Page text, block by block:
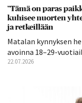
”Tämä on paras
kuhisee nuorten
ja retkeillään
Matalan kynnyksen
avoinna 18–29-
22.07.2026